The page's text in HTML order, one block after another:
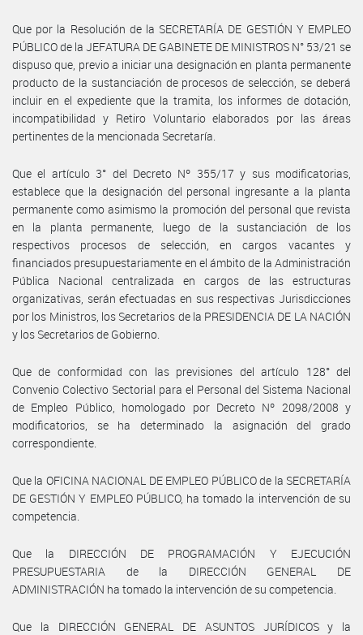
Que por la Resolución de la SECRETARÍA DE GESTIÓN Y EMPLEO
PÚBLICO de la JEFATURA DE GABINETE DE MINISTROS N° 53/21 se
dispuso que, previo a iniciar una designación en planta permanente
producto de la sustanciación de procesos de selección, se deberá
incluir en el expediente que la tramita, los informes de dotación,
incompatibilidad y Retiro Voluntario elaborados por las áreas
pertinentes de la mencionada Secretaría.
Que el artículo 3° del Decreto Nº 355/17 y sus modificatorias,
establece que la designación del personal ingresante a la planta
permanente como asimismo la promoción del personal que revista
en la planta permanente, luego de la sustanciación de los
respectivos procesos de selección, en cargos vacantes y
financiados presupuestariamente en el ámbito de la Administración
Pública Nacional centralizada en cargos de las estructuras
organizativas, serán efectuadas en sus respectivas Jurisdicciones
por los Ministros, los Secretarios de la PRESIDENCIA DE LA NACIÓN
y los Secretarios de Gobierno.
Que de conformidad con las previsiones del artículo 128° del
Convenio Colectivo Sectorial para el Personal del Sistema Nacional
de Empleo Público, homologado por Decreto Nº 2098/2008 y
modificatorios, se ha determinado la asignación del grado
correspondiente.
Que la OFICINA NACIONAL DE EMPLEO PÚBLICO de la SECRETARÍA
DE GESTIÓN Y EMPLEO PÚBLICO, ha tomado la intervención de su
competencia.
Que la DIRECCIÓN DE PROGRAMACIÓN Y EJECUCIÓN
PRESUPUESTARIA de la DIRECCIÓN GENERAL DE
ADMINISTRACIÓN ha tomado la intervención de su competencia.
Que la DIRECCIÓN GENERAL DE ASUNTOS JURÍDICOS y la